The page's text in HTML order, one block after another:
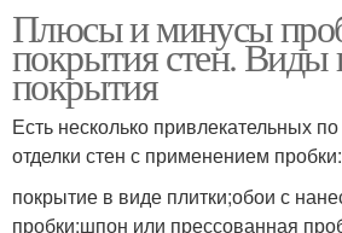
Плюсы и минусы
покрытия стен. Виды
покрытия
Есть несколько привлекательных
отделки стен с применением пробки:
покрытие в виде плитки;обои с
пробки;шпон или прессованная